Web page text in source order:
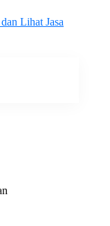
Lihat Jasa